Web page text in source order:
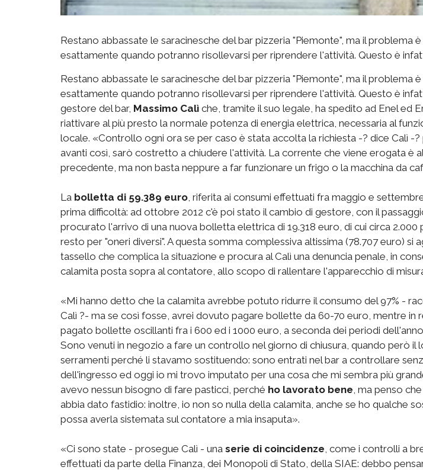
Restano abbassate le saracinesche del bar pizzeria "Piemonte", ma il problema è
esattamente quando potranno risollevarsi per riprendere l'attività. Questo è
Restano abbassate le saracinesche del bar pizzeria "Piemonte", ma il problema è
esattamente quando potranno risollevarsi per riprendere l'attività. Questo è
gestore del bar, Massimo Calì che, tramite il suo legale, ha spedito ad Enel ed
riattivare al più presto la normale potenza di energia elettrica, necessaria al
locale. «Controllo ogni ora se per caso è stata accolta la richiesta -? dice Calì -?
avanti così, sarò costretto a chiudere l'attività. La corrente che viene erogata è
precedente, ma non basta neppure a far funzionare un frigo o la macchina da
La bolletta di 59.389 euro , riferita ai consumi effettuati fra maggio e
prima difficoltà: ad ottobre 2012 c'è poi stato il cambio di gestore, con il
procurato l'arrivo di una nuova bolletta elettrica di 19.318 euro, di cui circa 2.000
resto per "oneri diversi". A questa somma complessiva altissima (78.707 euro) si
tassello che complica la situazione e procura al Calì una denuncia penale, in
calamita posta sopra al contatore, allo scopo di rallentare l'apparecchio di
«Mi hanno detto che la calamita avrebbe potuto ridurre il consumo del 97% -
Calì ?- ma se così fosse, avrei dovuto pagare bollette da 60-70 euro, mentre in
pagato bollette oscillanti fra i 600 ed i 1000 euro, a seconda dei periodi
Sono venuti in negozio a fare un controllo nel giorno di chiusura, quando però il
serramenti perché li stavamo sostituendo: sono entrati nel bar a controllare
dell'ingresso ed oggi io mi trovo imputato per una cosa che mi sembra più
avevo nessun bisogno di fare pasticci, perché ho lavorato bene , ma penso
abbia dato fastidio: inoltre, io non so nulla della calamita, anche se ho qualche
possa averla sistemata sul contatore a mia insaputa».
«Ci sono state - prosegue Calì - una serie di coincidenze , come i controlli a
effettuati da parte della Finanza, dei Monopoli di Stato, della SIAE: debbo